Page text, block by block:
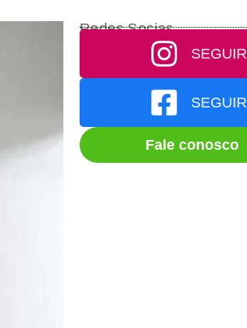
Redes Socias
SEGUIR
SEGUIR
Fale conosco